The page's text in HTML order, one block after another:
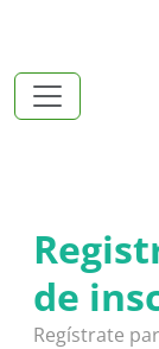
de
Regístrate